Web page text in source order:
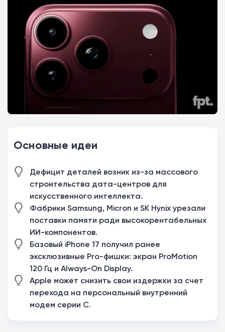
Основные идеи
Дефицит деталей возник из-за массового
строительства дата-центров для
искусственного интеллекта.
Фабрики Samsung, Micron и SK Hynix урезали
поставки памяти ради высокорентабельных
ИИ-компонентов.
Базовый iPhone 17 получил ранее
эксклюзивные Pro-фишки: экран ProMotion
120 Гц и Always-On Display.
Apple может снизить свои издержки за счет
перехода на персональный внутренний
модем серии C.